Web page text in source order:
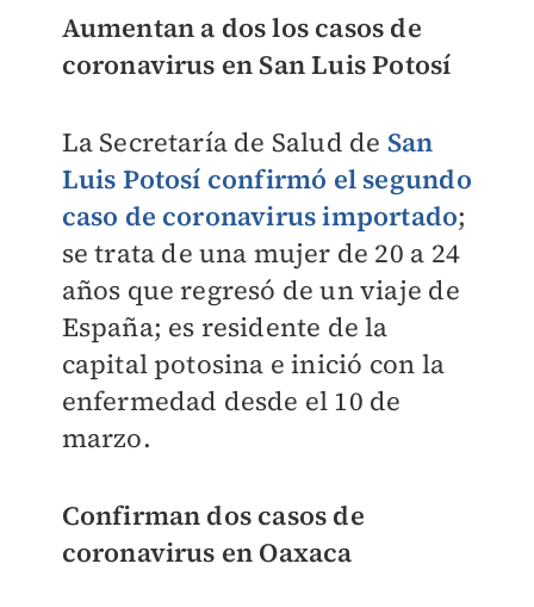
Aumentan a dos los casos de
coronavirus en San Luis Potosí
La Secretaría de Salud de San
Luis Potosí confirmó el segundo
caso de coronavirus importado;
se trata de una mujer de 20 a 24
años que regresó de un viaje de
España; es residente de la
capital potosina e inició con la
enfermedad desde el 10 de
marzo.
Confirman dos casos de
coronavirus en Oaxaca